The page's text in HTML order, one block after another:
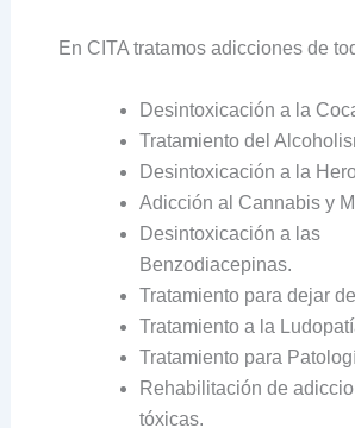
En CITA tratamos adicciones de
Desintoxicación a la
Tratamiento del
Desintoxicación a la
Adicción al Cannabis y
Desintoxicación a las
Benzodiacepinas.
Tratamiento para dejar
Tratamiento a la
Tratamiento para
Rehabilitación de
tóxicas.